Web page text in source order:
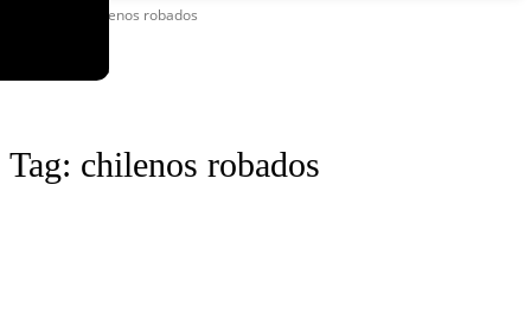
Chilenos robados
Tag: chilenos robados